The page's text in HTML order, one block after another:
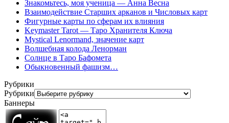
Знакомьтесь, моя ученица — Анна Весна
Взаимодействие Старших арканов и Числовых карт
Фигурные карты по сферам их влияния
Keymaster Tarot — Таро Хранителя Ключа
Mystical Lenormand, значение карт
Волшебная колода Ленорман
Солнце в Таро Бафомета
Обыкновенный фашизм…
Рубрики
Рубрики
Баннеры